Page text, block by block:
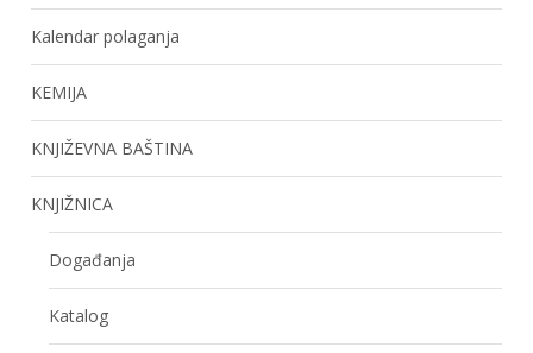
Kalendar polaganja
KEMIJA
KNJIŽEVNA BAŠTINA
KNJIŽNICA
Događanja
Katalog